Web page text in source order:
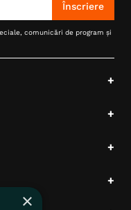
Înscriere
comunicări de program și
+
+
+
+
×